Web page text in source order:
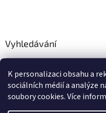
K personalizaci obsahu a
sociálních médií a analýze
soubory cookies. Více
Vyhledávání